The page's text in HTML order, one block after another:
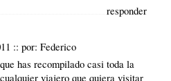
responder
:: por: Federico
has recompilado casi toda la
viajero que quiera visitar